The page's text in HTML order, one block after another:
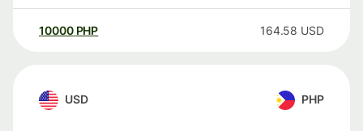
10000 PHP 164.58 USD
USD PHP